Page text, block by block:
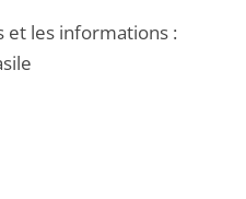
et les informations :